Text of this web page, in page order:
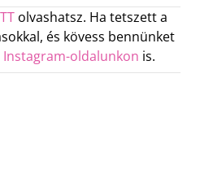
olvashatsz. Ha tetszett a
és kövess bennünket
Instagram-oldalunkon is.